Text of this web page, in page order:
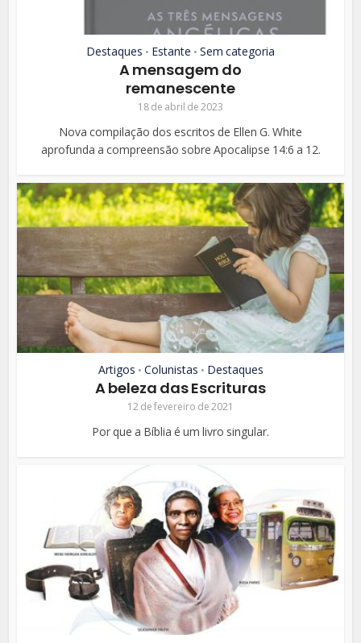
Destaques • Estante • Sem categoria
A mensagem do
remanescente
18 de abril de 2023
Nova compilação dos escritos de Ellen G. White
aprofunda a compreensão sobre Apocalipse 14:6 a 12.
Artigos • Colunistas • Destaques
A beleza das Escrituras
12 de fevereiro de 2021
Por que a Bíblia é um livro singular.